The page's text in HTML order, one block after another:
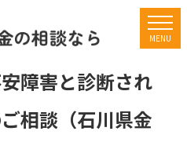
MENU
安障害と診断され
相談（石川県金